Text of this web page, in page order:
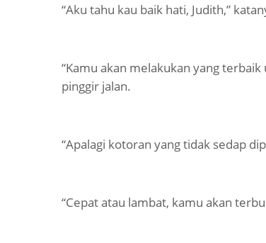
“Aku tahu kau baik hati, Judith,”
“Kamu akan melakukan yang
pinggir jalan.
“Apalagi kotoran yang tidak sedap
“Cepat atau lambat, kamu akan